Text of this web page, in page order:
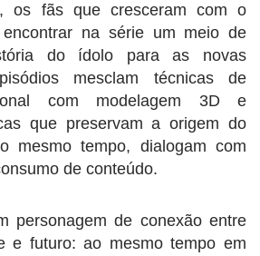
os fãs que cresceram com o
encontrar na série um meio de
do ídolo para as novas
mesclam técnicas de
com modelagem 3D e
que preservam a origem do
mesmo tempo, dialogam com
de conteúdo.
personagem de conexão entre
e futuro: ao mesmo tempo em